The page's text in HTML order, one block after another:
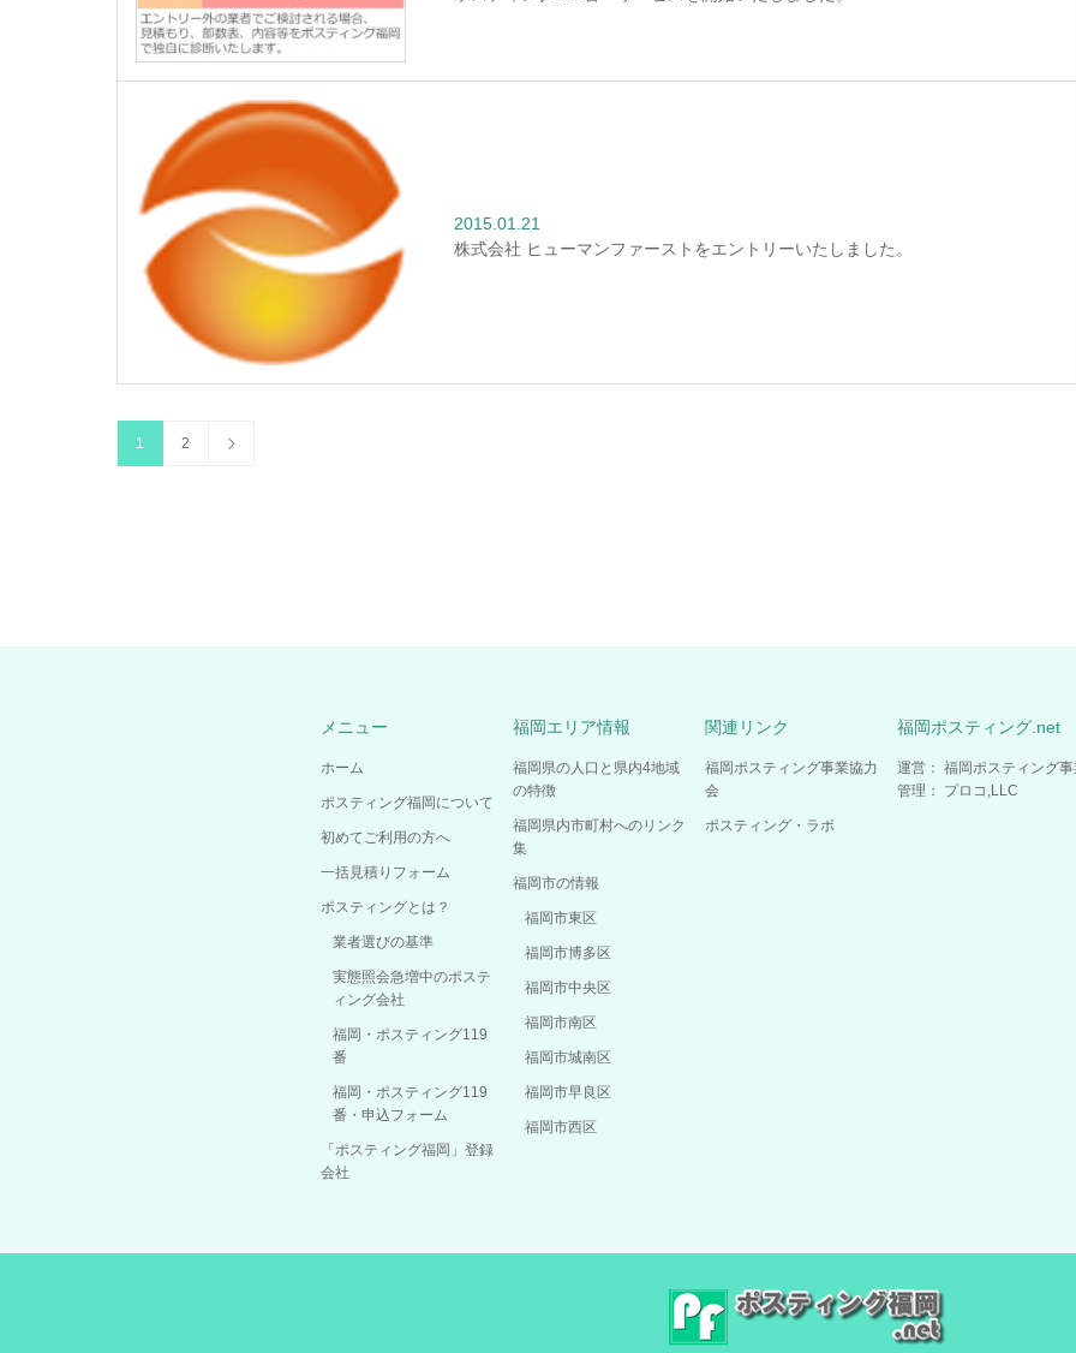
2015.01.21
株式会社 ヒューマンファーストをエントリーいたしました。
1 2
メニュー
ホーム
ポスティング福岡について
初めてご利用の方へ
一括見積りフォーム
ポスティングとは？
業者選びの基準
実態照会急増中のポステ
ィング会社
福岡・ポスティング119
番
福岡・ポスティング119
番・申込フォーム
「ポスティング福岡」登録
会社
福岡エリア情報
福岡県の人口と県内4地域
の特徴
福岡県内市町村へのリンク
集
福岡市の情報
福岡市東区
福岡市博多区
福岡市中央区
福岡市南区
福岡市城南区
福岡市早良区
福岡市西区
関連リンク
福岡ポスティング事業協力
会
ポスティング・ラボ
福岡ポスティング.net
運営： 福岡ポスティング
管理： プロコ,LLC